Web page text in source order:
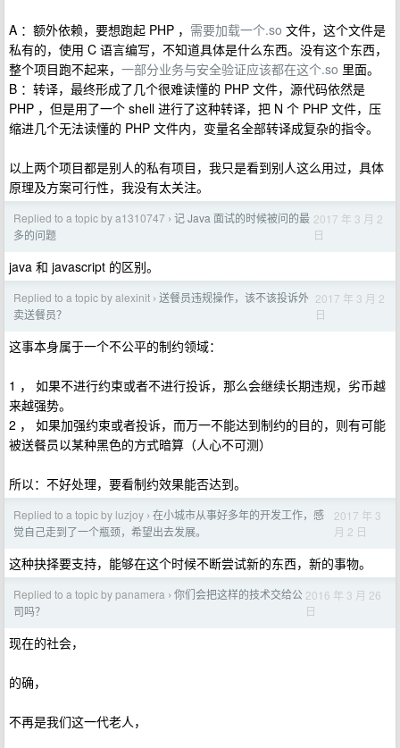
A ：额外依赖，要想跑起 PHP ， 需要加载一个.so 文件，这个文件是
私有的，使用 C 语言编写，不知道具体是什么东西。没有这个东西，
整个项目跑不起来， 一部分业务与安全验证应该都在这个.so 里面。
B ：转译，最终形成了几个很难读懂的 PHP 文件，源代码依然是
PHP ，但是用了一个 shell 进行了这种转译，把 N 个 PHP 文件，压
缩进几个无法读懂的 PHP 文件内，变量名全部转译成复杂的指令。
以上两个项目都是别人的私有项目，我只是看到别人这么用过，具体
原理及方案可行性，我没有太关注。
Replied to a topic by a1310747 › 记 Java 面试的时候被问的最
多的问题
2017 年 3 月 2
日
java 和 javascript 的区别。
Replied to a topic by alexinit › 送餐员违规操作，该不该投诉外
卖送餐员？
2017 年 3 月 2
日
这事本身属于一个不公平的制约领域：
1 ， 如果不进行约束或者不进行投诉，那么会继续长期违规，劣币越
来越强势。
2 ， 如果加强约束或者投诉，而万一不能达到制约的目的，则有可能
被送餐员以某种黑色的方式暗算（人心不可测）
所以：不好处理，要看制约效果能否达到。
Replied to a topic by luzjoy › 在小城市从事好多年的开发工作，感
觉自己走到了一个瓶颈，希望出去发展。
2017 年 3
月 2 日
这种抉择要支持，能够在这个时候不断尝试新的东西，新的事物。
Replied to a topic by panamera › 你们会把这样的技术交给公
司吗？
2016 年 3 月 26
日
现在的社会，
的确，
不再是我们这一代老人，